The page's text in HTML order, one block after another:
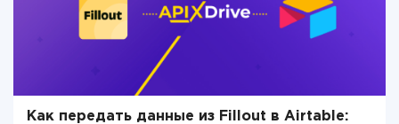
Как передать данные из Fillout в Airtable: